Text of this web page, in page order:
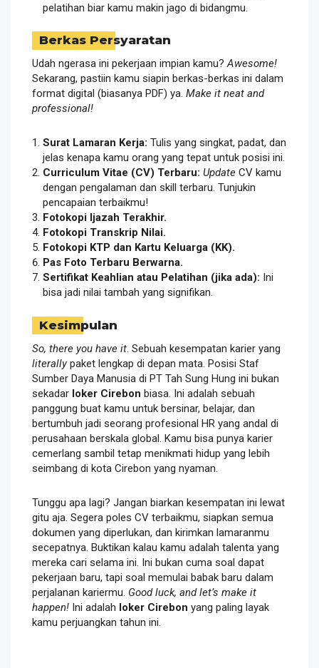
pelatihan biar kamu makin jago di bidangmu.
Berkas Persyaratan
Udah ngerasa ini pekerjaan impian kamu?Awesome!
Sekarang, pastiin kamu siapin berkas-berkas ini dalam
format digital (biasanya PDF) ya. Make it neat and
professional!
Surat Lamaran Kerja: Tulis yang singkat, padat, dan
jelas kenapa kamu orang yang tepat untuk posisi ini.
Curriculum Vitae (CV) Terbaru: Update CV kamu
dengan pengalaman dan skill terbaru. Tunjukin
pencapaian terbaikmu!
Fotokopi Ijazah Terakhir.
Fotokopi Transkrip Nilai.
Fotokopi KTP dan Kartu Keluarga (KK).
Pas Foto Terbaru Berwarna.
Sertifikat Keahlian atau Pelatihan (jika ada): Ini
bisa jadi nilai tambah yang signifikan.
Kesimpulan
So, there you have it . Sebuah kesempatan karier yang
literallypaket lengkap di depan mata. Posisi Staf
Sumber Daya Manusia di PT Tah Sung Hung ini bukan
sekadar loker Cirebon biasa. Ini adalah sebuah
panggung buat kamu untuk bersinar, belajar, dan
bertumbuh jadi seorang profesional HR yang andal di
perusahaan berskala global. Kamu bisa punya karier
cemerlang sambil tetap menikmati hidup yang lebih
seimbang di kota Cirebon yang nyaman.
Tunggu apa lagi? Jangan biarkan kesempatan ini lewat
gitu aja. Segera poles CV terbaikmu, siapkan semua
dokumen yang diperlukan, dan kirimkan lamaranmu
secepatnya. Buktikan kalau kamu adalah talenta yang
mereka cari selama ini. Ini bukan cuma soal dapat
pekerjaan baru, tapi soal memulai babak baru dalam
perjalanan kariermu. Good luck, and let’s make it
happen! Ini adalah loker Cirebon yang paling layak
kamu perjuangkan tahun ini.